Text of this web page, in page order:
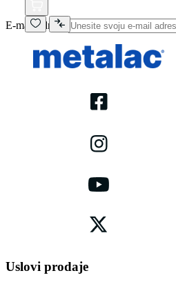
E-mail adresa
Uslovi prodaje